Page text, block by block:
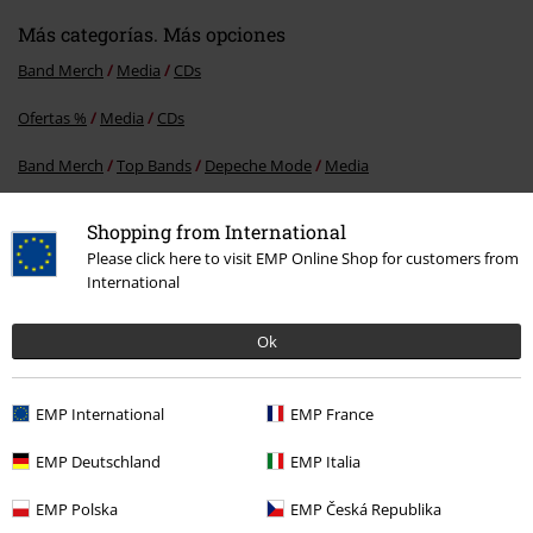
Shopping from International
Please click here to visit EMP Online Shop for customers from
International
Ok
EMP International EMP France
EMP Deutschland EMP Italia
EMP Polska EMP Česká Republika
Más categorías. Más opciones
Band Merch Media CDs
Ofertas % Media CDs
Band Merch Top Bands Depeche Mode Media
15%
¡Cheque regalo del 15% de descuento,
Doy mi consentimiento para recibir la newsletter de EMP y acepto que